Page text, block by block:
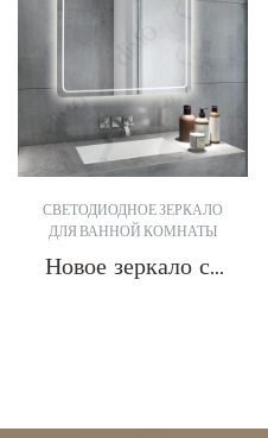
СВЕТОДИОДНОЕ ЗЕРКАЛО
ДЛЯ ВАННОЙ КОМНАТЫ
Новое зеркало со